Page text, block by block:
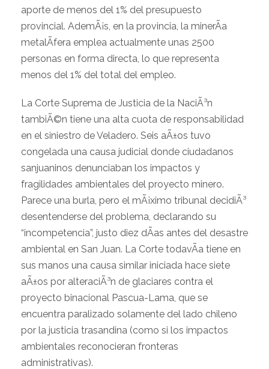
aporte de menos del 1% del presupuesto
provincial. AdemÃ¡s, en la provincia, la minerÃ­a
metalÃ­fera emplea actualmente unas 2500
personas en forma directa, lo que representa
menos del 1% del total del empleo.
La Corte Suprema de Justicia de la NaciÃ³n
tambiÃ©n tiene una alta cuota de responsabilidad
en el siniestro de Veladero. Seis aÃ±os tuvo
congelada una causa judicial donde ciudadanos
sanjuaninos denunciaban los impactos y
fragilidades ambientales del proyecto minero.
Parece una burla, pero el mÃ¡ximo tribunal decidiÃ³
desentenderse del problema, declarando su
“incompetencia”, justo diez dÃ­as antes del desastre
ambiental en San Juan. La Corte todavÃ­a tiene en
sus manos una causa similar iniciada hace siete
aÃ±os por alteraciÃ³n de glaciares contra el
proyecto binacional Pascua-Lama, que se
encuentra paralizado solamente del lado chileno
por la justicia trasandina (como si los impactos
ambientales reconocieran fronteras
administrativas).